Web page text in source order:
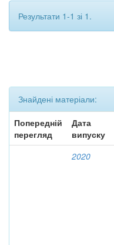
Результати 1-1 зі 1.
Знайдені матеріали:
Попередній
перегляд
Дата
випуску
2020